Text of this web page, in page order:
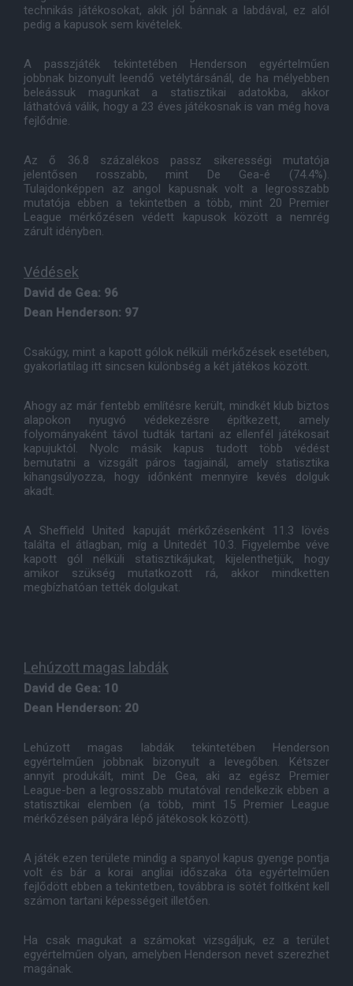
technikás játékosokat, akik jól bánnak a labdával, ez alól
pedig a kapusok sem kivételek.
A passzjáték tekintetében Henderson egyértelműen
jobbnak bizonyult leendő vetélytársánál, de ha mélyebben
beleássuk magunkat a statisztikai adatokba, akkor
láthatóvá válik, hogy a 23 éves játékosnak is van még hova
fejlődnie.
Az ő 36.8 százalékos passz sikerességi mutatója
jelentősen rosszabb, mint De Gea-é (74.4%).
Tulajdonképpen az angol kapusnak volt a legrosszabb
mutatója ebben a tekintetben a több, mint 20 Premier
League mérkőzésen védett kapusok között a nemrég
zárult idényben.
Védések
David de Gea: 96
Dean Henderson: 97
Csakúgy, mint a kapott gólok nélküli mérkőzések esetében,
gyakorlatilag itt sincsen különbség a két játékos között.
Ahogy az már fentebb említésre került, mindkét klub biztos
alapokon nyugvó védekezésre építkezett, amely
folyományaként távol tudták tartani az ellenfél játékosait
kapujuktól. Nyolc másik kapus tudott több védést
bemutatni a vizsgált páros tagjainál, amely statisztika
kihangsúlyozza, hogy időnként mennyire kevés dolguk
akadt.
A Sheffield United kapuját mérkőzésenként 11.3 lövés
találta el átlagban, míg a Unitedét 10.3. Figyelembe véve
kapott gól nélküli statisztikájukat, kijelenthetjük, hogy
amikor szükség mutatkozott rá, akkor mindketten
megbízhatóan tették dolgukat.
Lehúzott magas labdák
David de Gea: 10
Dean Henderson: 20
Lehúzott magas labdák tekintetében Henderson
egyértelműen jobbnak bizonyult a levegőben. Kétszer
annyit produkált, mint De Gea, aki az egész Premier
League-ben a legrosszabb mutatóval rendelkezik ebben a
statisztikai elemben (a több, mint 15 Premier League
mérkőzésen pályára lépő játékosok között).
A játék ezen területe mindig a spanyol kapus gyenge pontja
volt és bár a korai angliai időszaka óta egyértelműen
fejlődött ebben a tekintetben, továbbra is sötét foltként kell
számon tartani képességeit illetően.
Ha csak magukat a számokat vizsgáljuk, ez a terület
egyértelműen olyan, amelyben Henderson nevet szerezhet
magának.